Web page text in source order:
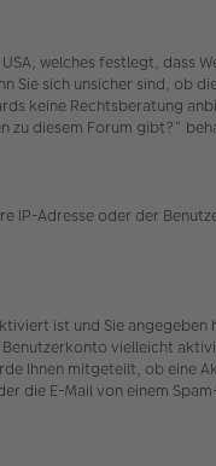
welches festlegt, dass
Sie sich unsicher sind, ob
keine Rechtsberatung
zu diesem Forum gibt?“
IP-Adresse oder der
ist und Sie angegeben
Benutzerkonto vielleicht
Ihnen mitgeteilt, ob eine
die E-Mail von einem